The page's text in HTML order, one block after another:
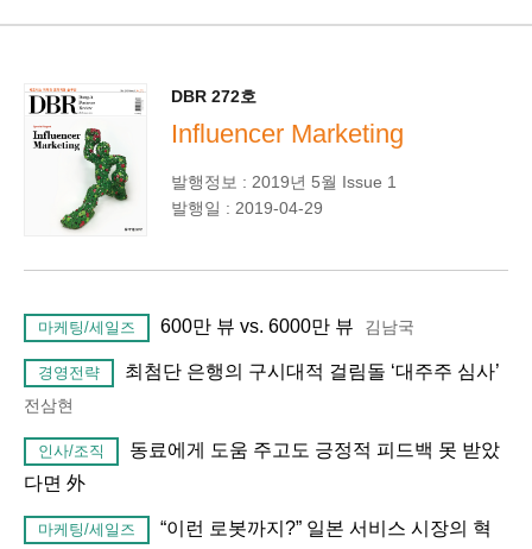
DBR 272호
Influencer Marketing
발행정보 : 2019년 5월 Issue 1
발행일 : 2019-04-29
마케팅/세일즈 600만 뷰 vs. 6000만 뷰 김남국
경영전략 최첨단 은행의 구시대적 걸림돌 ‘대주주 심사’
전삼현
인사/조직
동료에게 도움 주고도 긍정적 피드백 못 받았
다면 外
마케팅/세일즈
“이런 로봇까지?” 일본 서비스 시장의 혁